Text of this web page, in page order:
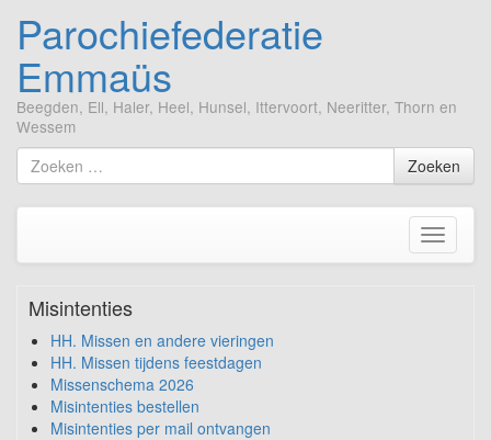
Parochiefederatie
Emmaüs
Beegden, Ell, Haler, Heel, Hunsel, Ittervoort, Neeritter, Thorn en
Wessem
Ga
naar
Zoek
naar
Zoeken
Toggle
Misintenties
HH. Missen en andere vieringen
HH. Missen tijdens feestdagen
Missenschema 2026
Misintenties bestellen
Misintenties per mail ontvangen